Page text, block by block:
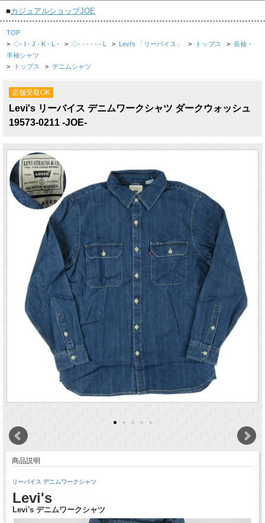
■カジュアルショップJOE
TOP
> ◇- I - J - K - L - > ◇- - - - - - L > Levi's 「リーバイス」 > トップス > 長袖・
半袖シャツ
> トップス > デニムシャツ
店舗受取OK
Levi's リーバイス デニムワークシャツ ダークウォッシュ
19573-0211 -JOE-
商品説明
リーバイス デニムワークシャツ
Levi's
Levi's デニムワークシャツ